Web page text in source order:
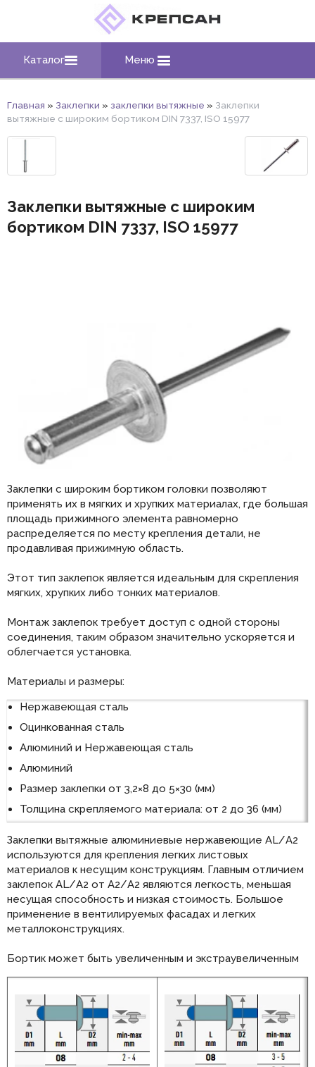
Каталог Меню
Главная » Заклепки » заклепки вытяжные » Заклепки
вытяжные c широким бортиком DIN 7337, ISO 15977
Заклепки вытяжные c широким
бортиком DIN 7337, ISO 15977
Заклепки с широким бортиком головки позволяют
применять их в мягких и хрупких материалах, где большая
площадь прижимного элемента равномерно
распределяется по месту крепления детали, не
продавливая прижимную область.
Этот тип заклепок является идеальным для скрепления
мягких, хрупких либо тонких материалов.
Монтаж заклепок требует доступ с одной стороны
соединения, таким образом значительно ускоряется и
облегчается установка.
Материалы и размеры:
Нержавеющая сталь
Оцинкованная сталь
Алюминий и Нержавеющая сталь
Алюминий
Размер заклепки от 3,2×8 до 5×30 (мм)
Толщина скрепляемого материала: от 2 до 36 (мм)
Заклепки вытяжные алюминиевые нержавеющие AL/А2
используются для крепления легких листовых
материалов к несущим конструкциям. Главным отличием
заклепок AL/А2 от А2/А2 являются легкость, меньшая
несущая способность и низкая стоимость. Большое
применение в вентилируемых фасадах и легких
металлоконструкциях.
Бортик может быть увеличенным и экстраувеличенным